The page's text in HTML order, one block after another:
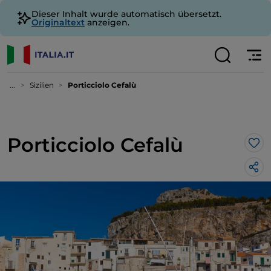
Dieser Inhalt wurde automatisch übersetzt.
Originaltext anzeigen.
... Sizilien Porticciolo Cefalù
Porticciolo Cefalù